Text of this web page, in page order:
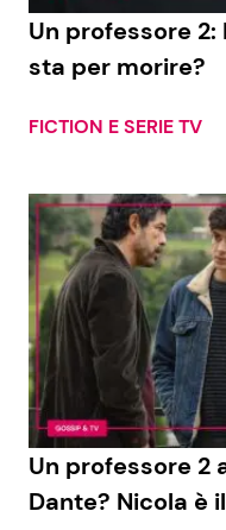
Un professore
sta per morire?
FICTION E SERIE TV
Un professore 2
Dante? Nicola è